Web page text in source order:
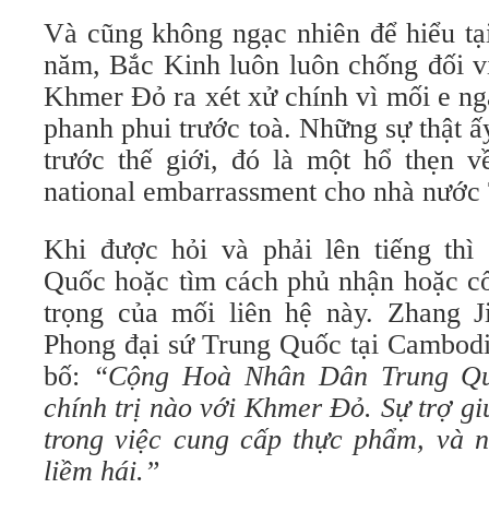
Và cũng không ngạc nhiên để hiểu
năm, Bắc Kinh luôn luôn chống đối
Khmer Đỏ ra xét xử chính vì mối e
phanh phui trước toà. Những sự thật
trước thế giới, đó là một hổ thẹn
national embarrassment cho nhà
Khi được hỏi và phải lên tiếng thì
Quốc hoặc tìm cách phủ nhận hoặc
trọng của mối liên hệ này. Zhang
Phong đại sứ Trung Quốc tại
bố: “Cộng Hoà Nhân Dân Trung
chính trị nào với Khmer Đỏ. Sự trợ
trong việc cung cấp thực phẩm, và
liềm hái.”